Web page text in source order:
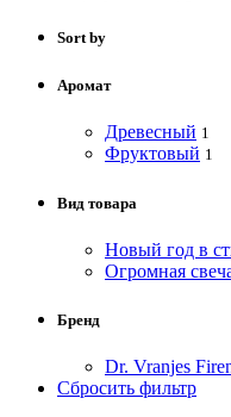
Sort by
Аромат
Древесный 1
Фруктовый 1
Вид товара
Новый год в
Огромная
Бренд
Dr. Vranjes
Сбросить фильтр